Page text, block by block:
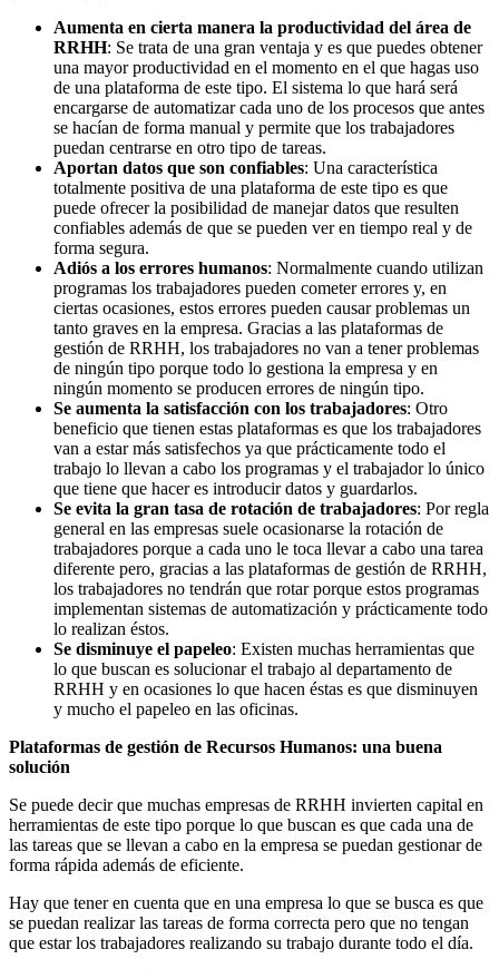
Aumenta en cierta manera la productividad del área de
RRHH: Se trata de una gran ventaja y es que puedes obtener
una mayor productividad en el momento en el que hagas uso
de una plataforma de este tipo. El sistema lo que hará será
encargarse de automatizar cada uno de los procesos que antes
se hacían de forma manual y permite que los trabajadores
puedan centrarse en otro tipo de tareas.
Aportan datos que son confiables: Una característica
totalmente positiva de una plataforma de este tipo es que
puede ofrecer la posibilidad de manejar datos que resulten
confiables además de que se pueden ver en tiempo real y de
forma segura.
Adiós a los errores humanos: Normalmente cuando utilizan
programas los trabajadores pueden cometer errores y, en
ciertas ocasiones, estos errores pueden causar problemas un
tanto graves en la empresa. Gracias a las plataformas de
gestión de RRHH, los trabajadores no van a tener problemas
de ningún tipo porque todo lo gestiona la empresa y en
ningún momento se producen errores de ningún tipo.
Se aumenta la satisfacción con los trabajadores: Otro
beneficio que tienen estas plataformas es que los trabajadores
van a estar más satisfechos ya que prácticamente todo el
trabajo lo llevan a cabo los programas y el trabajador lo único
que tiene que hacer es introducir datos y guardarlos.
Se evita la gran tasa de rotación de trabajadores: Por regla
general en las empresas suele ocasionarse la rotación de
trabajadores porque a cada uno le toca llevar a cabo una tarea
diferente pero, gracias a las plataformas de gestión de RRHH,
los trabajadores no tendrán que rotar porque estos programas
implementan sistemas de automatización y prácticamente todo
lo realizan éstos.
Se disminuye el papeleo: Existen muchas herramientas que
lo que buscan es solucionar el trabajo al departamento de
RRHH y en ocasiones lo que hacen éstas es que disminuyen
y mucho el papeleo en las oficinas.
Plataformas de gestión de Recursos Humanos: una buena
solución
Se puede decir que muchas empresas de RRHH invierten capital en
herramientas de este tipo porque lo que buscan es que cada una de
las tareas que se llevan a cabo en la empresa se puedan gestionar de
forma rápida además de eficiente.
Hay que tener en cuenta que en una empresa lo que se busca es que
se puedan realizar las tareas de forma correcta pero que no tengan
que estar los trabajadores realizando su trabajo durante todo el día.